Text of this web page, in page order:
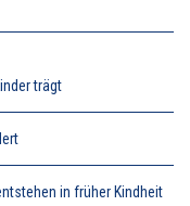
trägt
in früher Kindheit